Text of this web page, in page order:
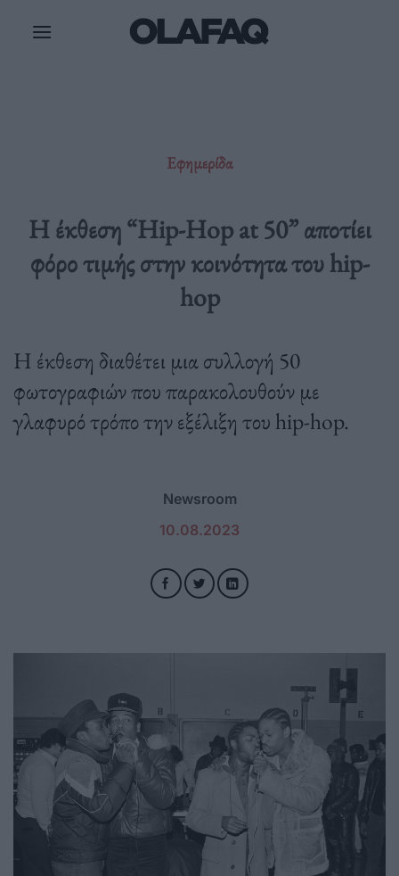
Εφημερίδα
Η έκθεση “Hip-Hop at 50” αποτίει
φόρο τιμής στην κοινότητα του hip-
hop
Η έκθεση διαθέτει μια συλλογή 50
φωτογραφιών που παρακολουθούν με
γλαφυρό τρόπο την εξέλιξη του hip-hop.
Newsroom
10.08.2023